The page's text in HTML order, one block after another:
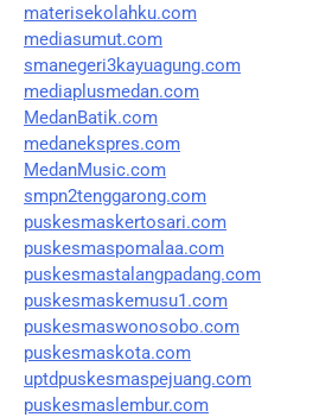
materisekolahku.com
mediasumut.com
smanegeri3kayuagung.com
mediaplusmedan.com
MedanBatik.com
medanekspres.com
MedanMusic.com
smpn2tenggarong.com
puskesmaskertosari.com
puskesmaspomalaa.com
puskesmastalangpadang.com
puskesmaskemusu1.com
puskesmaswonosobo.com
puskesmaskota.com
uptdpuskesmaspejuang.com
puskesmaslembur.com